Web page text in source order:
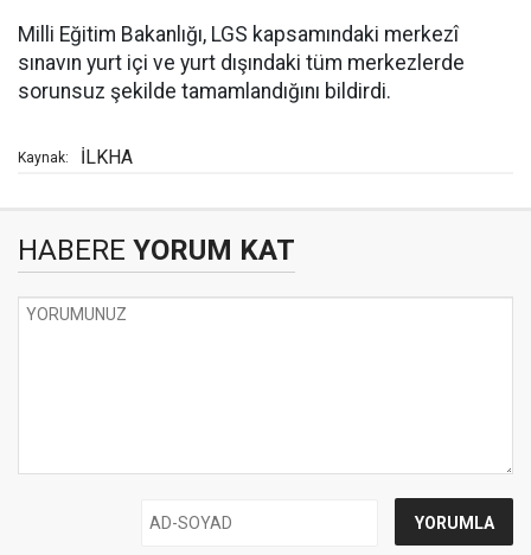
Milli Eğitim Bakanlığı, LGS kapsamındaki merkezî
sınavın yurt içi ve yurt dışındaki tüm merkezlerde
sorunsuz şekilde tamamlandığını bildirdi.
Kaynak: İLKHA
HABERE YORUM KAT